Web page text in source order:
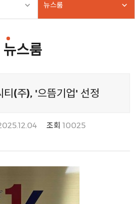
뉴스룸
뉴스룸
티(주), '으뜸기업' 선정
조회 10025